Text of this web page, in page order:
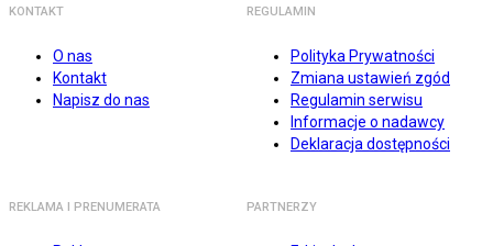
KONTAKT
O nas
Kontakt
Napisz do nas
REGULAMIN
Polityka Prywatności
Zmiana ustawień zgód
Regulamin serwisu
Informacje o nadawcy
Deklaracja dostępności
REKLAMA I PRENUMERATA PARTNERZY